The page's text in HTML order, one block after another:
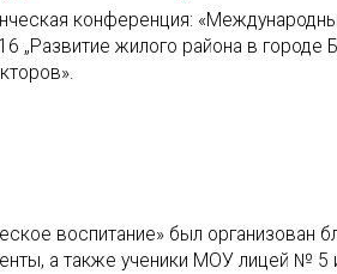
конференция:
„Развитие жилого района в городе
воспитание» был организован
а также ученики МОУ лицей №